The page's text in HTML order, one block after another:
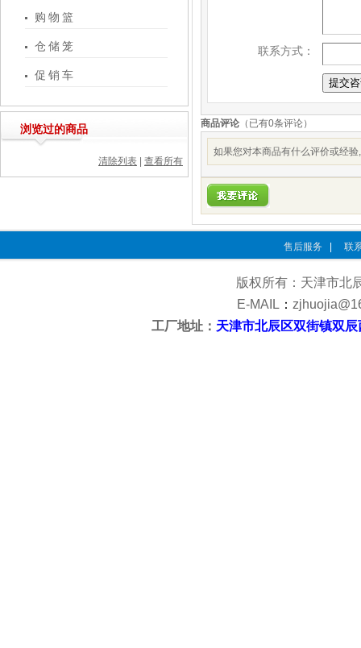
购物篮
仓储笼
促销车
浏览过的商品
清除列表 查看所有
联系方式：
商品评论 （已有0条评论）
如果您对本商品有什么评价或经验
售后服务 联
版权所有：天津市北
E-MAIL ：
工厂地址： 天津市北辰区双街镇双